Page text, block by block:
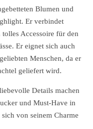
Blumen und
Er verbindet
Accessoire für den
Er eignet sich auch
Menschen, da er
geliefert wird.
Details machen
und Must-Have in
von seinem Charme